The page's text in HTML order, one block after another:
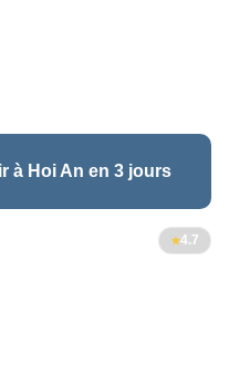
à Hoi An en 3 jours
4.7